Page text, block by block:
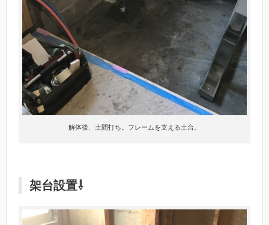
解体後、土間打ち。フレームを支える土台。
架台設置⇩